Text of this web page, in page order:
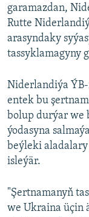
garamazdan,
Rutte
arasyndaky
tassyklamagyny
Niderlandiýa
entek bu
bolup durýar we
ýodasyna
beýleki
isleýär.
"Şertnamanyň
we Ukraina üçin